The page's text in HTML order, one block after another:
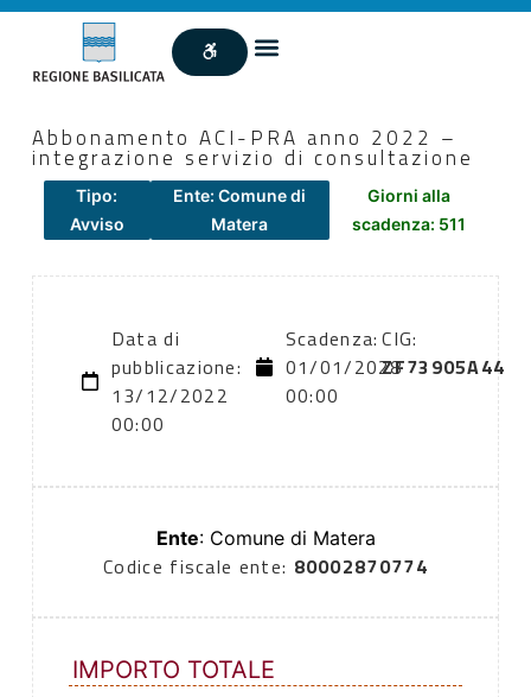
Abbonamento ACI-PRA anno 2022 –
integrazione servizio di consultazione
Tipo:
Avviso
Ente: Comune di
Matera
Giorni alla
scadenza: 511
Data di
pubblicazione:
13/12/2022
00:00
Scadenza:
01/01/2028
00:00
CIG:
ZF73905A44
Ente: Comune di Matera
Codice fiscale ente: 80002870774
IMPORTO TOTALE